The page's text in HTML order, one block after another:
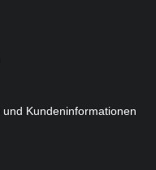
Kundeninformationen